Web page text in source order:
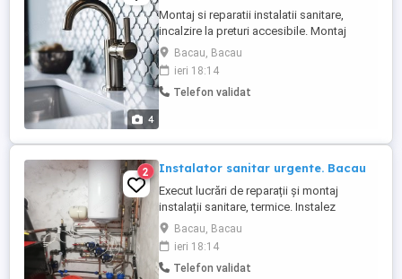
4
Montaj si reparatii instalatii sanitare,
incalzire la preturi accesibile. Montaj
mașini de spălat vase, boilere, calorifere,
robineti, la voare, chiuvete bucătărie,
baterii, cabine de dus, wc-uri, cazi.
Instalări centrale. Reparații țevi sparte.
Bacau, Bacau
ieri 18:14
Telefon validat
2 Instalator sanitar urgente. Bacau
Execut lucrări de reparații și montaj
instalații sanitare, termice. Instalez
calorifere, masini de spalat, boilere,
hidrofoare, baterii wc-uri, robineti, lavoare,
centrale, etc. Lucrari in cupru, ppr, pexal.
Preturi accesibile.
Bacau, Bacau
ieri 18:14
Telefon validat